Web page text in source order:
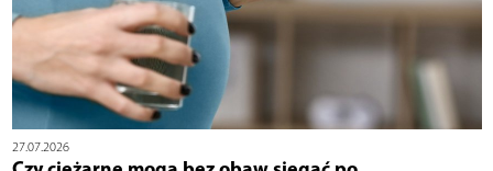
27.07.2026